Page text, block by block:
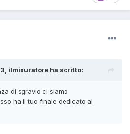
ilmisuratore ha scritto:
di sgravio ci siamo
ha il tuo finale dedicato al